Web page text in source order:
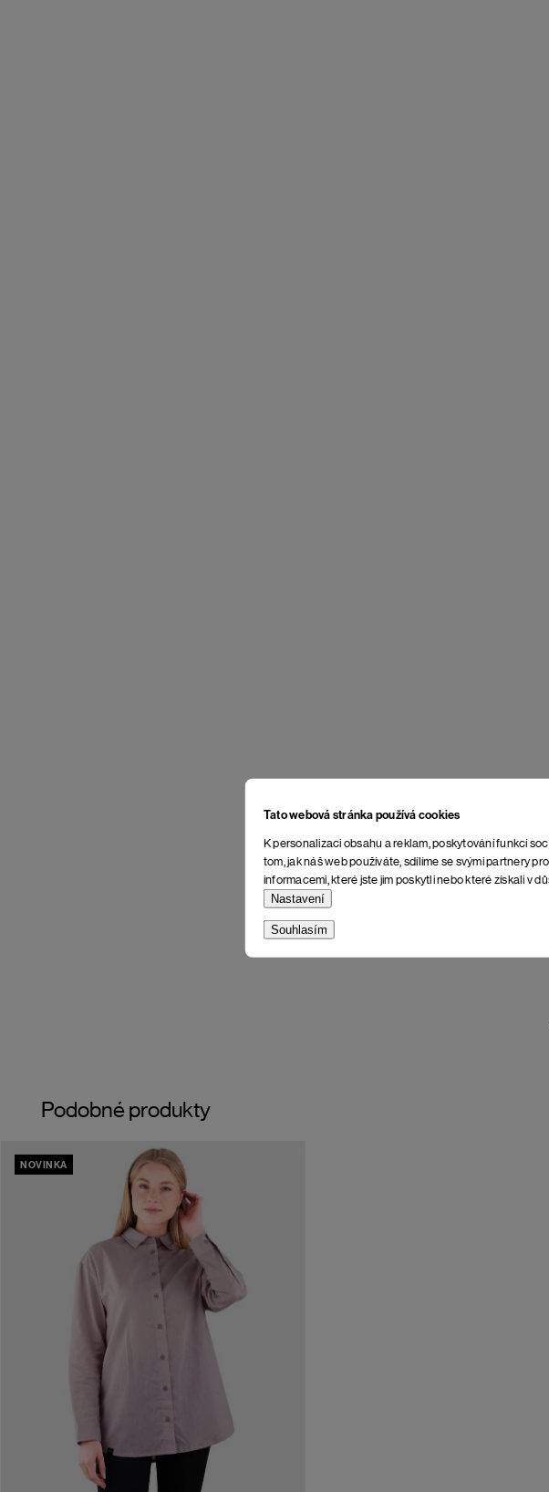
Tato webová stránka používá cookies
K personalizaci obsahu a reklam, poskytování funkcí
tom, jak náš web používáte, sdílíme se svými partnery
informacemi, které jste jim poskytli nebo které získali v
Nastavení
Souhlasím
Podobné produkty
NOVINKA